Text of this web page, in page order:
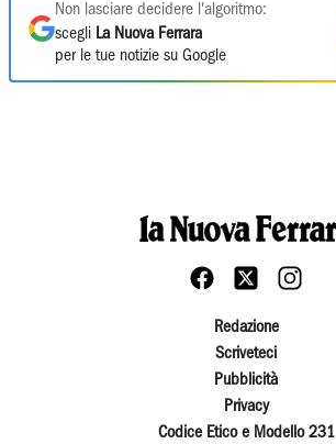
Non lasciare decidere l'algoritmo:
scegli La Nuova Ferrara
per le tue notizie su Google
Redazione
Scriveteci
Pubblicità
Privacy
Codice Etico e Modello 231